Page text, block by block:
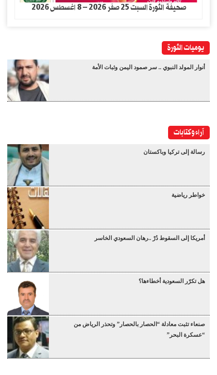
صحيفة الثورة السبت 25 صفر 2026 – 8 اغسطس 2026
يوميات الثورة
أنوار المولد النبوي .. سر صمود اليمن وثبات الأمة
آراء وكتابات
رسالة إلى تركيا وباكستان
خواطر رياضية
أمريكا إلى السقوط دُرْ ..رهان السعودي الخاسر
هل تكرّر السعودية أخطاءها؟
صنعاء تثبت معادلة “الحصار بالحصار” وتحذر الرياض من
“عسكرة البحر”